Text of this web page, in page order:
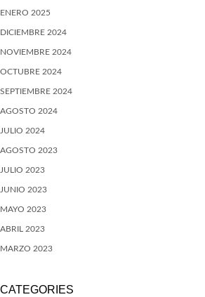
ENERO 2025
DICIEMBRE 2024
NOVIEMBRE 2024
OCTUBRE 2024
SEPTIEMBRE 2024
AGOSTO 2024
JULIO 2024
AGOSTO 2023
JULIO 2023
JUNIO 2023
MAYO 2023
ABRIL 2023
MARZO 2023
CATEGORIES